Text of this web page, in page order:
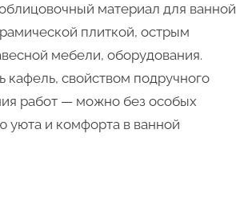
материал для ванной
плиткой, острым
мебели, оборудования.
кафель, свойством подручного
работ — можно без особых
уюта и комфорта в ванной